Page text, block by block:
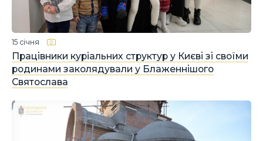
Працівники куріальних структур у Києві зі своїми
родинами заколядували у Блаженнішого
Святослава
15 січня